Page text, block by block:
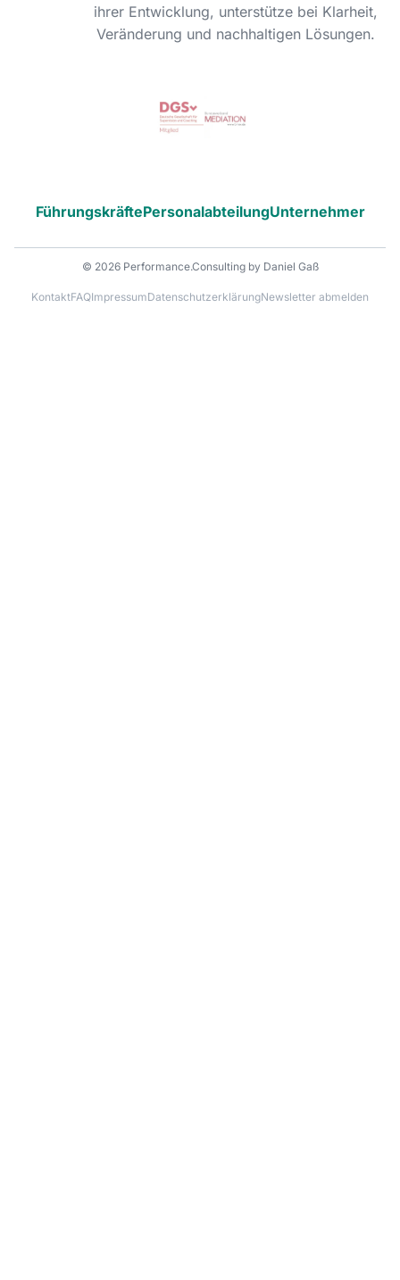
ihrer Entwicklung, unterstütze bei Klarheit,
Veränderung und nachhaltigen Lösungen.
FührungskräftePersonalabteilungUnternehmer
© 2026 Performance.Consulting by Daniel Gaß
KontaktFAQImpressumDatenschutzerklärungNewsletter abmelden